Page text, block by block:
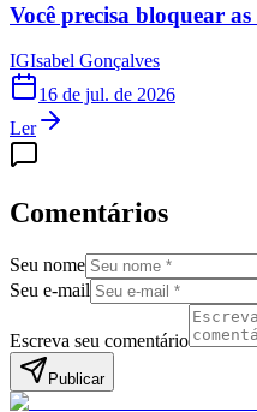
Você precisa bloquear as
IGIsabel Gonçalves
16 de jul. de 2026
Ler
Comentários
Seu nome
Seu e-mail
Escreva seu comentário
Publicar